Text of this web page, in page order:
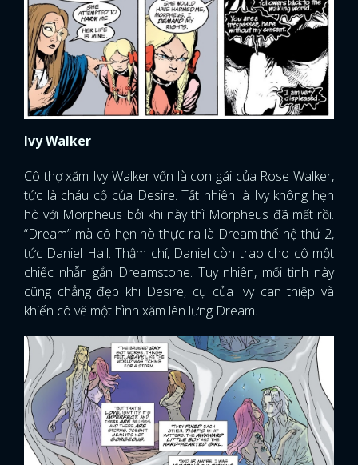
Ivy Walker
Cô thợ xăm Ivy Walker vốn là con gái của Rose Walker,
tức là cháu cố của Desire. Tất nhiên là Ivy không hẹn
hò với Morpheus bởi khi này thì Morpheus đã mất rồi.
“Dream” mà cô hẹn hò thực ra là Dream thế hệ thứ 2,
tức Daniel Hall. Thậm chí, Daniel còn trao cho cô một
chiếc nhẫn gắn Dreamstone. Tuy nhiên, mối tình này
cũng chẳng đẹp khi Desire, cụ của Ivy can thiệp và
khiến cô vẽ một hình xăm lên lưng Dream.